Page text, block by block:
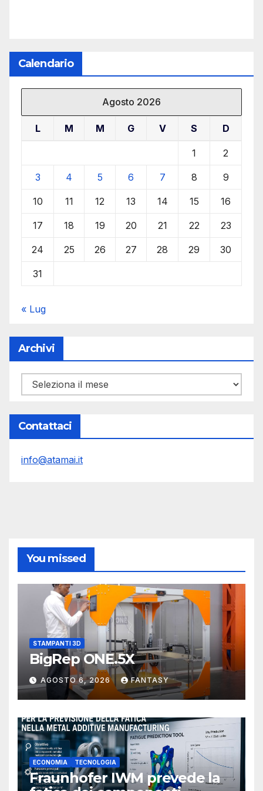
Calendario
Agosto 2026
L M M G V S D
1 2
3 4 5 6 7 8 9
10 11 12 13 14 15 16
17 18 19 20 21 22 23
24 25 26 27 28 29 30
31
« Lug
Archivi
Archivi
Contattaci
info@atamai.it
You missed
STAMPANTI 3D
BigRep ONE.5X
AGOSTO 6, 2026 FANTASY
ECONOMIA TECNOLOGIA
Fraunhofer IWM prevede la